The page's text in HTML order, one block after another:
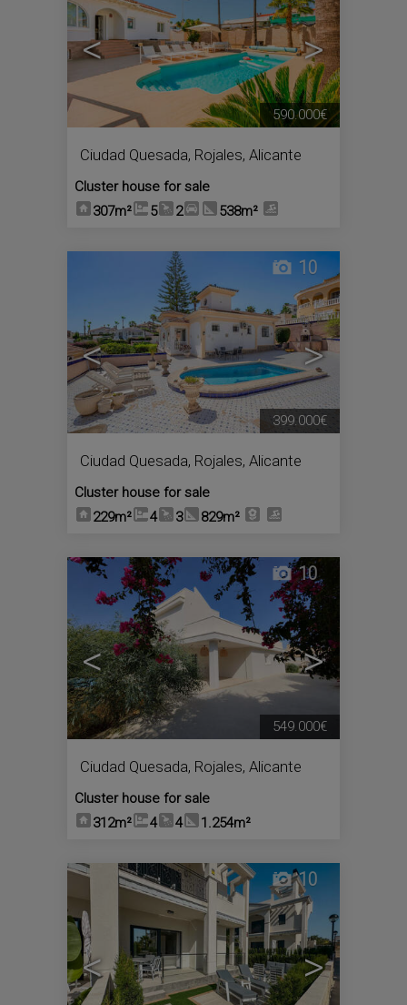
< >
Ciudad Quesada, Rojales, Alicante
Cluster house for sale
307m²
5 2 538m²
590.000€
< >
10
Ciudad Quesada, Rojales, Alicante
Cluster house for sale
229m²
4 3 829m²
399.000€
< >
10
Ciudad Quesada, Rojales, Alicante
Cluster house for sale
312m²
4 4 1.254m²
549.000€
< >
10